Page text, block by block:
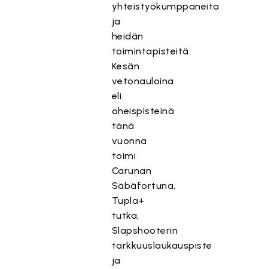
yhteistyökumppaneita
ja
heidän
toimintapisteitä.
Kesän
vetonauloina
eli
oheispisteinä
tänä
vuonna
toimi
Carunan
Säbäfortuna,
Tupla+
tutka,
Slapshooterin
tarkkuuslaukauspiste
ja